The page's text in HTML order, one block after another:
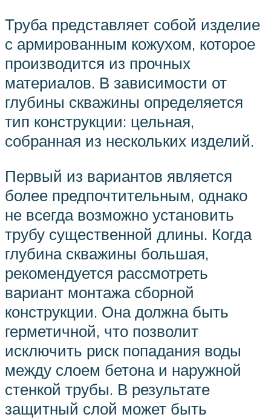
Труба представляет собой изделие
с армированным кожухом, которое
производится из прочных
материалов. В зависимости от
глубины скважины определяется
тип конструкции: цельная,
собранная из нескольких изделий.
Первый из вариантов является
более предпочтительным, однако
не всегда возможно установить
трубу существенной длины. Когда
глубина скважины большая,
рекомендуется рассмотреть
вариант монтажа сборной
конструкции. Она должна быть
герметичной, что позволит
исключить риск попадания воды
между слоем бетона и наружной
стенкой трубы. В результате
защитный слой может быть